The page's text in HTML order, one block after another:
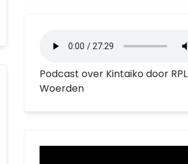
Podcast over Kintaiko door RPL
Woerden